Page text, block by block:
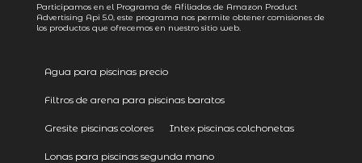
Participamos en el Programa de Afiliados de Amazon Product
Advertising Api 5.0, este programa nos permite obtener comisiones de
los productos que ofrecemos en nuestro sitio web.
Agua para piscinas precio
Filtros de arena para piscinas baratos
Gresite piscinas colores Intex piscinas colchonetas
Lonas para piscinas segunda mano